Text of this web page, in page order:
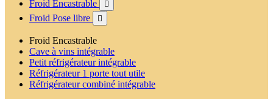
Froid Encastrable

Froid Pose libre 
Froid Encastrable
Cave à vins intégrable
Petit réfrigérateur intégrable
Réfrigérateur 1 porte tout utile
Réfrigérateur combiné intégrable